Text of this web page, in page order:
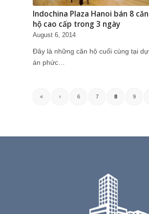
Indochina Plaza Hanoi bán 8 căn
hộ cao cấp trong 3 ngày
August 6, 2014
Đây là những căn hộ cuối cùng tại dự
án phức…
« ‹ 6 7 8 9